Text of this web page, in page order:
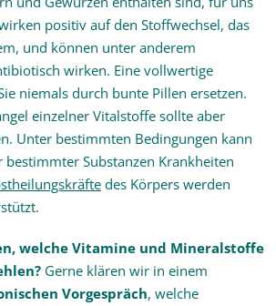
positiv auf den Stoffwechsel, das
und können unter anderem
wirken. Eine vollwertige
niemals durch bunte Pillen ersetzen.
einzelner Vitalstoffe sollte aber
Unter bestimmten Bedingungen kann
Substanzen Krankheiten
des Körpers werden
welche Vitamine und Mineralstoffe
Gerne klären wir in einem
Vorgespräch, welche